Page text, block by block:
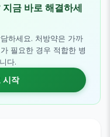
금 바로 해결하세
하세요. 처방약은 가까
필요한 경우 적합한 병
다.
시작